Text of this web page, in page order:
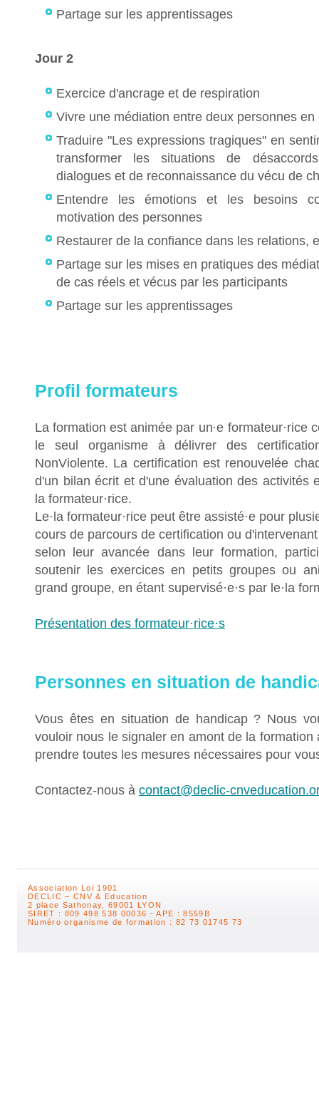
Partage sur les apprentissages
Jour 2
Exercice d'ancrage et de respiration
Vivre une médiation entre deux personnes en
Traduire "Les expressions tragiques" en
transformer les situations de
dialogues et de reconnaissance du vécu de
Entendre les émotions et les besoins
motivation des personnes
Restaurer de la confiance dans les relations,
Partage sur les mises en pratiques des
de cas réels et vécus par les participants
Partage sur les apprentissages
Profil formateurs
La formation est animée par un·e formateur·rice
le seul organisme à délivrer des
NonViolente. La certification est renouvelée
d'un bilan écrit et d'une évaluation des activités
la formateur·rice.
Le·l a formateur·rice peut être assisté·e pour
cours de parcours de certification ou d'intervenant
selon leur avancée dans leur formation,
soutenir les exercices en petits groupes ou
grand groupe, en étant supervisé·e·s par le· la
Présentation des formateur·rice·s
Personnes en situation de
Vous êtes en situation de handicap ? Nous
vouloir nous le signaler en amont de la formation
prendre toutes les mesures nécessaires pour
Contactez-nous à contact@declic-
Association Loi 1901
DECLIC – CNV & Education
2 place Sathonay, 69001 LYON
SIRET : 809 498 538 00036 - APE : 8559B
Numéro organisme de formation : 82 73 01745 73